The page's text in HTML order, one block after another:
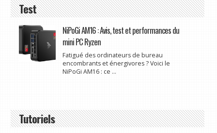
Test
NiPoGi AM16 : Avis, test et performances du
mini PC Ryzen
Fatigué des ordinateurs de bureau
encombrants et énergivores ? Voici le
NiPoGi AM16 : ce ...
Tutoriels